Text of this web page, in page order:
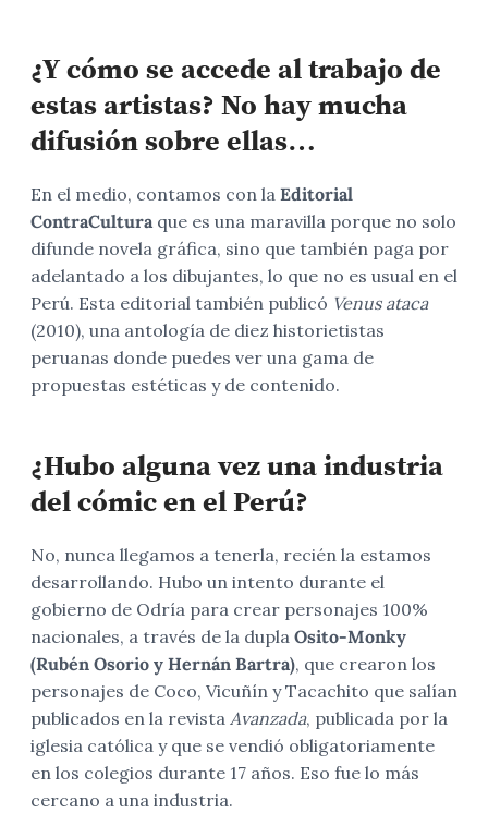
¿Y cómo se accede al trabajo de
estas artistas? No hay mucha
difusión sobre ellas…
En el medio, contamos con la Editorial
ContraCultura que es una maravilla porque no solo
difunde novela gráfica, sino que también paga por
adelantado a los dibujantes, lo que no es usual en el
Perú. Esta editorial también publicó Venus ataca
(2010), una antología de diez historietistas
peruanas donde puedes ver una gama de
propuestas estéticas y de contenido.
¿Hubo alguna vez una industria
del cómic en el Perú?
No, nunca llegamos a tenerla, recién la estamos
desarrollando. Hubo un intento durante el
gobierno de Odría para crear personajes 100%
nacionales, a través de la dupla Osito-Monky
(Rubén Osorio y Hernán Bartra), que crearon los
personajes de Coco, Vicuñín y Tacachito que salían
publicados en la revista Avanzada, publicada por la
iglesia católica y que se vendió obligatoriamente
en los colegios durante 17 años. Eso fue lo más
cercano a una industria.